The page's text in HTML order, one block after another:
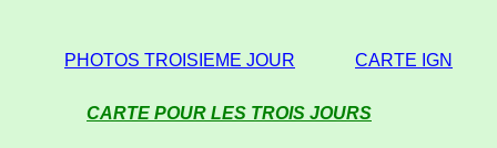
PHOTOS TROISIEME JOUR CARTE IGN
CARTE POUR LES TROIS JOURS